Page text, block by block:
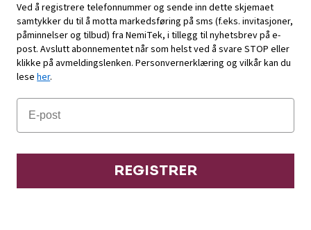
Ved å registrere telefonnummer og sende inn dette skjemaet
samtykker du til å motta markedsføring på sms (f.eks. invitasjoner,
påminnelser og tilbud) fra NemiTek, i tillegg til nyhetsbrev på e-
post. Avslutt abonnementet når som helst ved å svare STOP eller
klikke på avmeldingslenken. Personvernerklæring og vilkår kan du
leseher.
REGISTRER